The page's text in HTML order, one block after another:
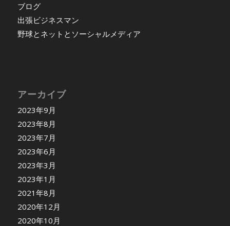
ブログ
出張ビジネスマン
野球とネットとソーシャルメディア
アーカイブ
2023年9月
2023年8月
2023年7月
2023年6月
2023年3月
2023年1月
2021年8月
2020年12月
2020年10月